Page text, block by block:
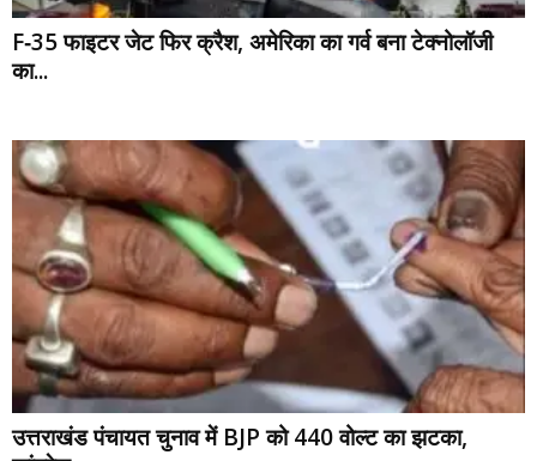
F‑35 फाइटर जेट फिर क्रैश, अमेरिका का गर्व बना टेक्नोलॉजी
का...
उत्तराखंड पंचायत चुनाव में BJP को 440 वोल्ट का झटका,